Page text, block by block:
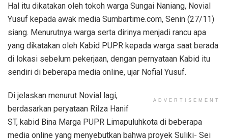
Hal itu dikatakan oleh tokoh warga Sungai Naniang, Novial
Yusuf kepada awak media Sumbartime.com, Senin (27/11)
siang. Menurutnya warga serta dirinya menjadi rancu apa
yang dikatakan oleh Kabid PUPR kepada warga saat berada
di lokasi sebelum pekerjaan, dengan pernyataan Kabid itu
sendiri di beberapa media online, ujar Nofial Yusuf.
ADVERTISEMENT
Di jelaskan menurut Novial lagi,
berdasarkan peryataan Rilza Hanif
ST, kabid Bina Marga PUPR Limapuluhkota di beberapa
media online yang menyebutkan bahwa proyek Suliki- Sei